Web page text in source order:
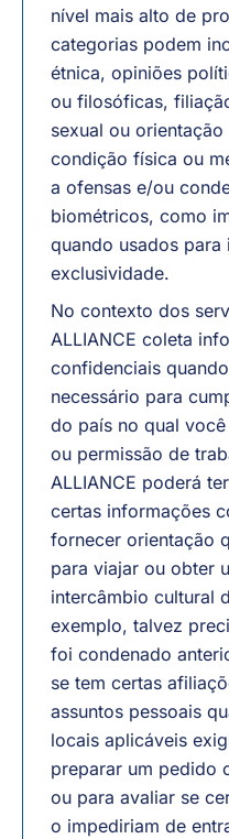
nível mais alto de
categorias podem
étnica, opiniões
ou filosóficas,
sexual ou
condição física ou
a ofensas e/ou
biométricos, como
quando usados
exclusividade.
No contexto dos
ALLIANCE coleta
confidenciais
necessário para
do país no qual
ou permissão de
ALLIANCE poderá
certas informações
fornecer orientação
para viajar ou obter
intercâmbio cultural
exemplo, talvez
foi condenado
se tem certas
assuntos pessoais
locais aplicáveis
preparar um pedido
ou para avaliar se
o impediriam de